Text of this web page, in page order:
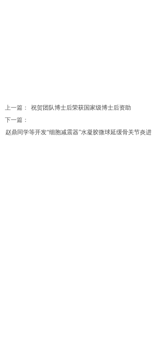
上一篇：
祝贺团队博士后荣获国家级博士后资助
下一篇：
赵鼎同学等开发“细胞减震器”水凝胶微球延缓骨关节炎进